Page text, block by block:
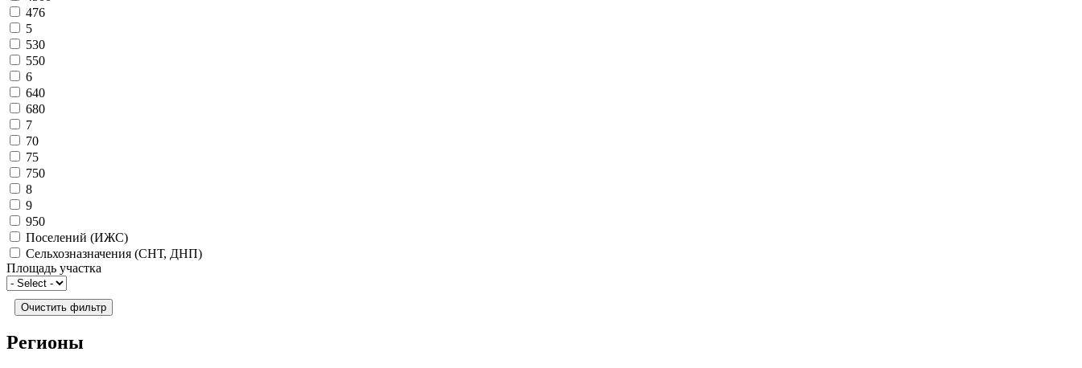
476
5
530
550
6
640
680
7
70
75
750
8
9
950
Поселений (ИЖС)
Сельхозназначения (СНТ, ДНП)
Площадь участка
Регионы